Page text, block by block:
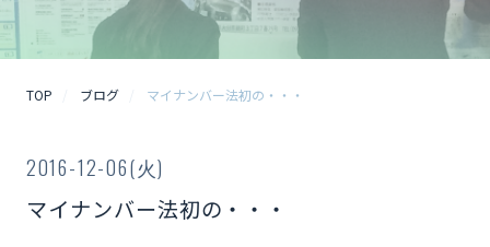
TOP ブログ マイナンバー法初の・・・
2016-12-06(火)
マイナンバー法初の・・・